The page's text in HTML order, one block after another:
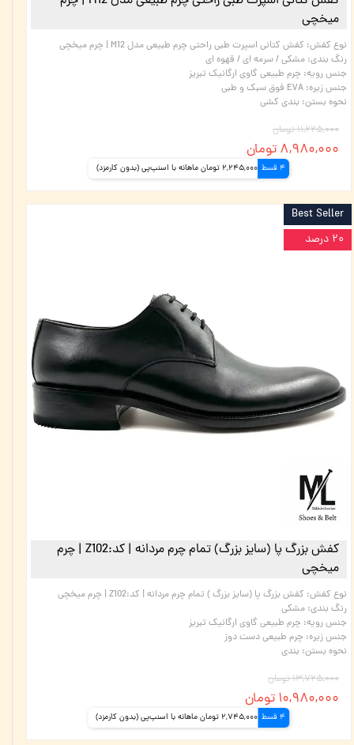
میخچی
نوع کفش: کفش کتانی اسپرت طبی راحتی چرم طبیعی مدل M12 | چرم میخچی
رنگ بندی: مشکی / سرمه ای / قهوه ای
جنس رویه: چرم طبیعی گاوی ارگانیک تبریز
جنس زیره: EVA فوق سبک و طبی
نحوه بستن: بندی کشی
۱۱,۲۲۵,۰۰۰ تومان
۸,۹۸۰,۰۰۰ تومان
4 قسط 2,245,000 تومان ماهانه با اسنپ‌پی (بدون کارمزد)
کفش بزرگ پا (سایز بزرگ) تمام چرم مردانه | کد:Z102 | چرم
میخچی
نوع کفش: کفش بزرگ پا (سایز بزرگ ) تمام چرم مردانه | کد:Z102 | چرم میخچی
رنگ بندی: مشکی
جنس رویه: چرم طبیعی گاوی ارگانیک تبریز
جنس زیره: چرم طبیعی دست دوز
نحوه بستن: بندی
۱۳,۷۲۵,۰۰۰ تومان
۱۰,۹۸۰,۰۰۰ تومان
4 قسط 2,745,000 تومان ماهانه با اسنپ‌پی (بدون کارمزد)
Best Seller
۲۰ درصد